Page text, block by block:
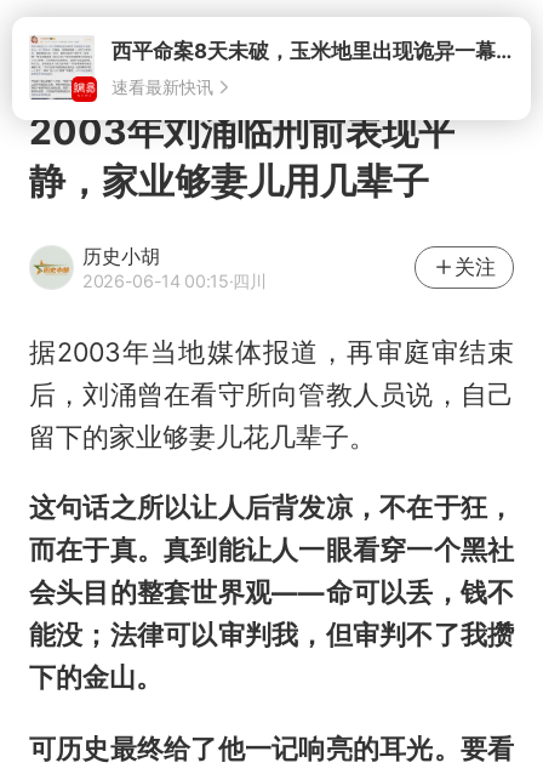
打开
速看最新快讯
2003年刘涌临刑前表现平
静，家业够妻儿用几辈子
历史小胡
2026-06-14 00:15·四川
关注
据2003年当地媒体报道，再审庭审结束
后，刘涌曾在看守所向管教人员说，自己
留下的家业够妻儿花几辈子。
这句话之所以让人后背发凉，不在于狂，
而在于真。真到能让人一眼看穿一个黑社
会头目的整套世界观——命可以丢，钱不
能没；法律可以审判我，但审判不了我攒
下的金山。
可历史最终给了他一记响亮的耳光。要看